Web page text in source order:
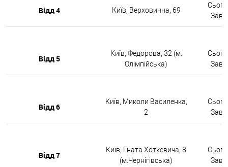
Відд 4 Київ, Верховинна, 69
Відд 5
Київ, Федорова, 32 (м.
Олімпійська)
Відд 6
Київ, Миколи Василенка,
2
Відд 7
Київ, Гната Хоткевича, 8
(м.Чернігівська)